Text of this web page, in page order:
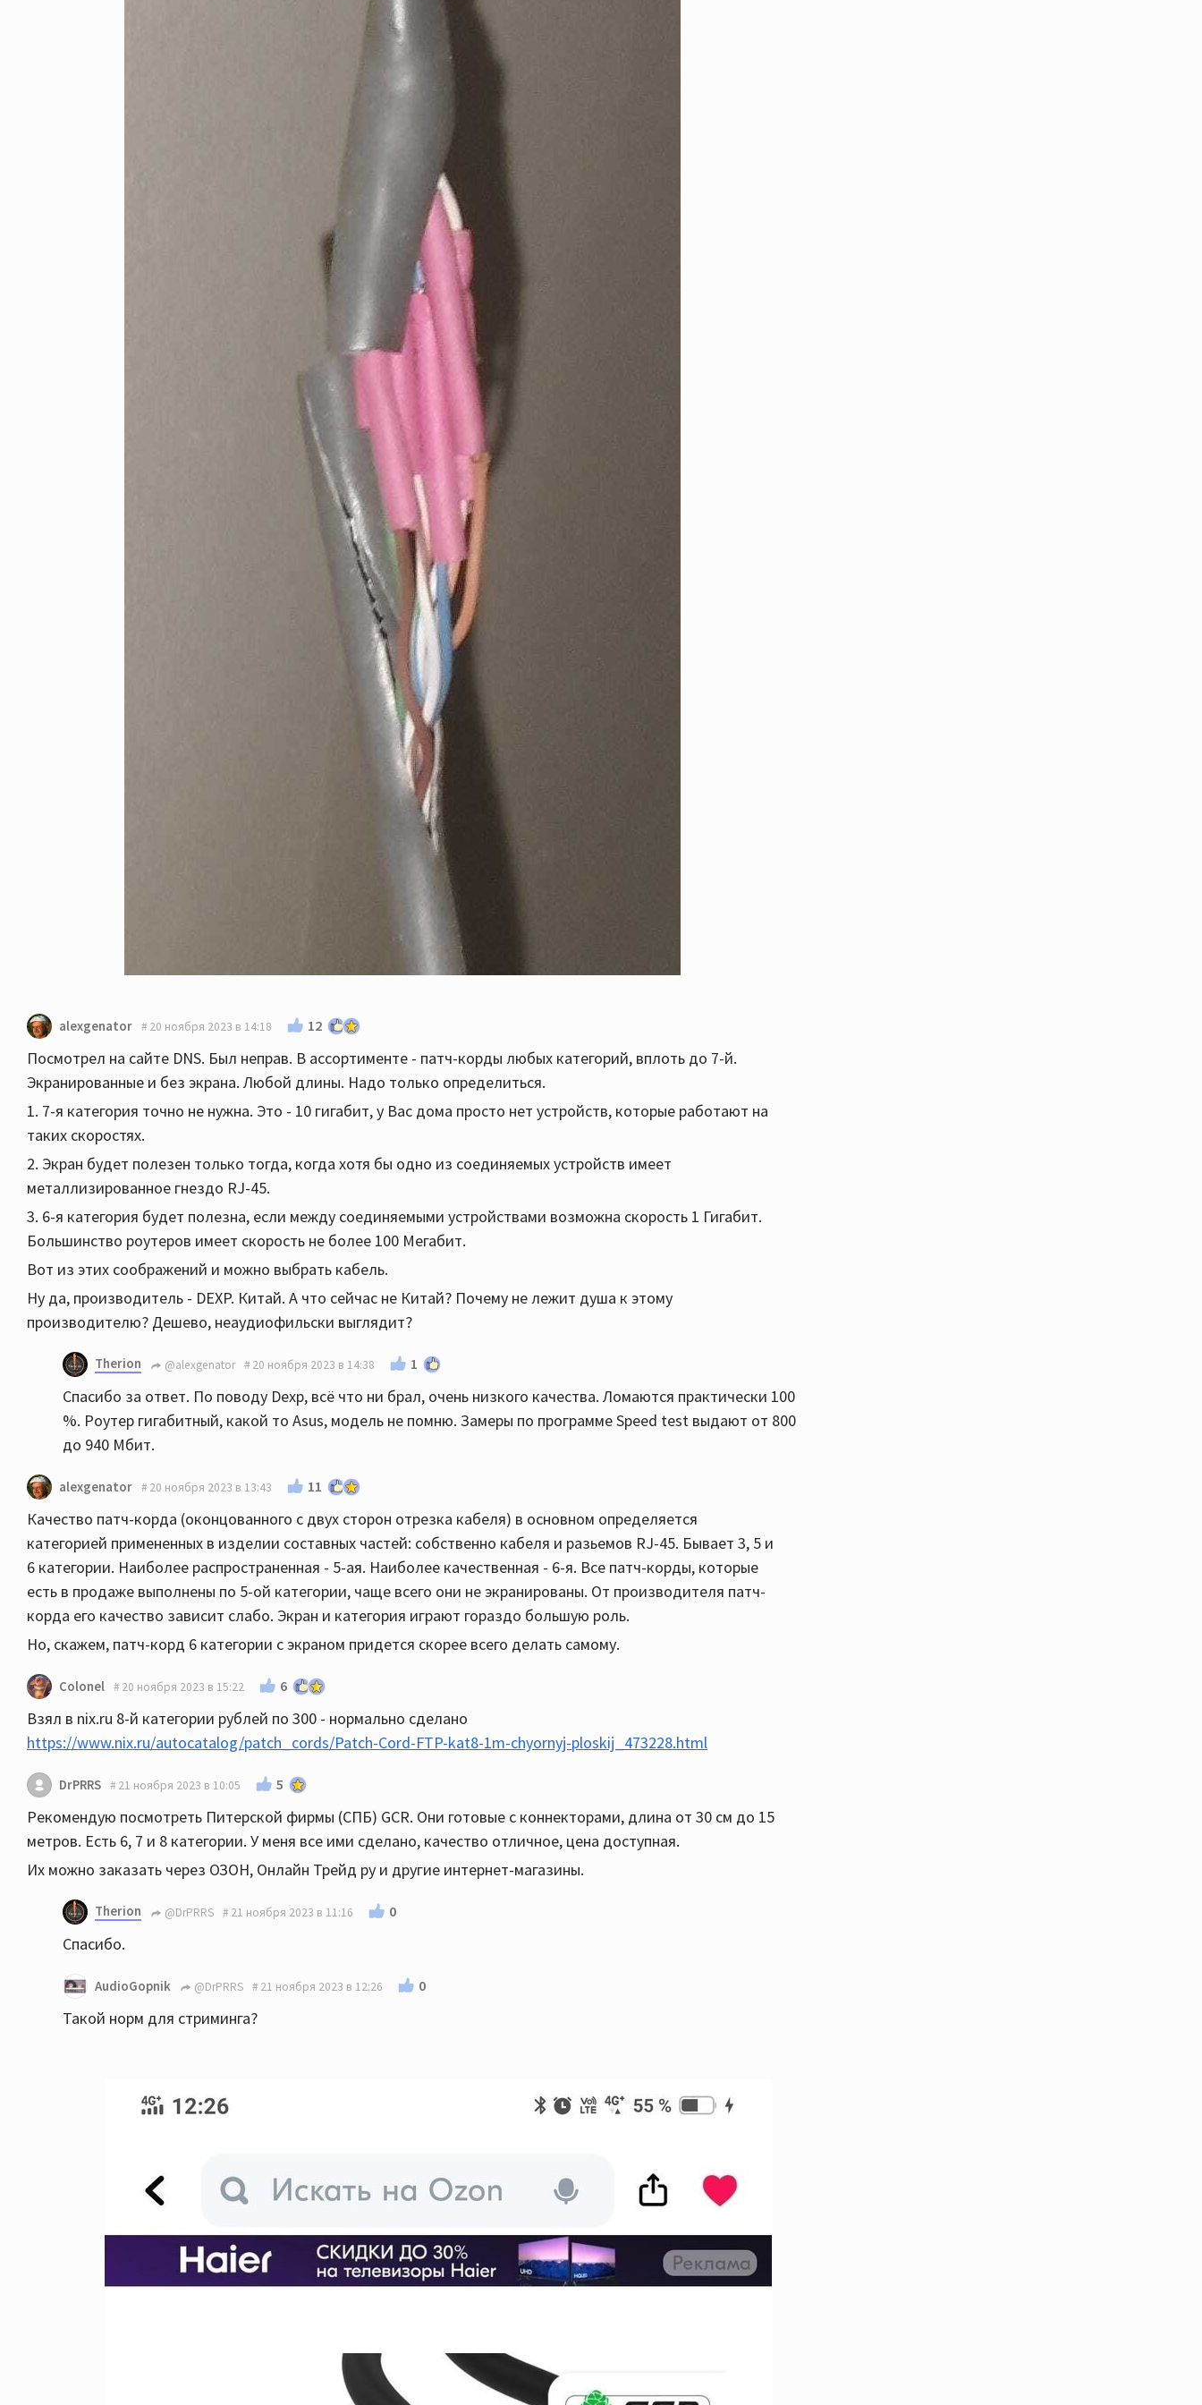
alexgenator 20 ноября 2023 в 14:18 12
Посмотрел на сайте DNS. Был неправ. В ассортименте - патч-корды любых категорий, вплоть до 7-й.
Экранированные и без экрана. Любой длины. Надо только определиться.
1. 7-я категория точно не нужна. Это - 10 гигабит, у Вас дома просто нет устройств, которые работают на
таких скоростях.
2. Экран будет полезен только тогда, когда хотя бы одно из соединяемых устройств имеет
металлизированное гнездо RJ-45.
3. 6-я категория будет полезна, если между соединяемыми устройствами возможна скорость 1 Гигабит.
Большинство роутеров имеет скорость не более 100 Мегабит.
Вот из этих соображений и можно выбрать кабель.
Ну да, производитель - DEXP. Китай. А что сейчас не Китай? Почему не лежит душа к этому
производителю? Дешево, неаудиофильски выглядит?
Therion @alexgenator 20 ноября 2023 в 14:38 1
Спасибо за ответ. По поводу Dexp, всё что ни брал, очень низкого качества. Ломаются практически 100
%. Роутер гигабитный, какой то Asus, модель не помню. Замеры по программе Speed test выдают от 800
до 940 Мбит.
alexgenator 20 ноября 2023 в 13:43 11
Качество патч-корда (оконцованного с двух сторон отрезка кабеля) в основном определяется
категорией примененных в изделии составных частей: собственно кабеля и разьемов RJ-45. Бывает 3, 5 и
6 категории. Наиболее распространенная - 5-ая. Наиболее качественная - 6-я. Все патч-корды, которые
есть в продаже выполнены по 5-ой категории, чаще всего они не экранированы. От производителя патч-
корда его качество зависит слабо. Экран и категория играют гораздо большую роль.
Но, скажем, патч-корд 6 категории с экраном придется скорее всего делать самому.
Colonel 20 ноября 2023 в 15:22 6
Взял в nix.ru 8-й категории рублей по 300 - нормально сделано
https://www.nix.ru/autocatalog/patch_cords/Patch-Cord-FTP-kat8-1m-chyornyj-ploskij_473228.html
DrPRRS 21 ноября 2023 в 10:05 5
Рекомендую посмотреть Питерской фирмы (СПБ) GCR. Они готовые с коннекторами, длина от 30 см до 15
метров. Есть 6, 7 и 8 категории. У меня все ими сделано, качество отличное, цена доступная.
Их можно заказать через ОЗОН, Онлайн Трейд ру и другие интернет-магазины.
Therion @DrPRRS 21 ноября 2023 в 11:16 0
Спасибо.
AudioGopnik @DrPRRS 21 ноября 2023 в 12:26 0
Такой норм для стриминга?